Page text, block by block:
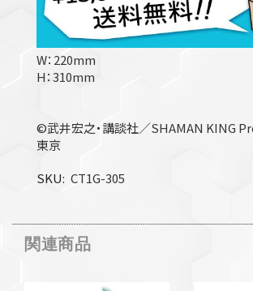
W：220mm
H：310mm
©武井宏之・講談社／SHAMAN KING
東京
SKU CT1G-305
関連商品